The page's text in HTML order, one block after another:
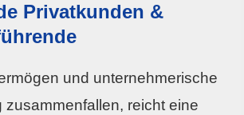
Privatkunden &
und unternehmerische
zusammenfallen, reicht eine